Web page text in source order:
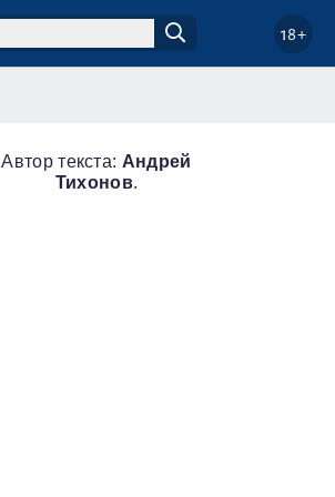
18+
Автор текста: Андрей
Тихонов.